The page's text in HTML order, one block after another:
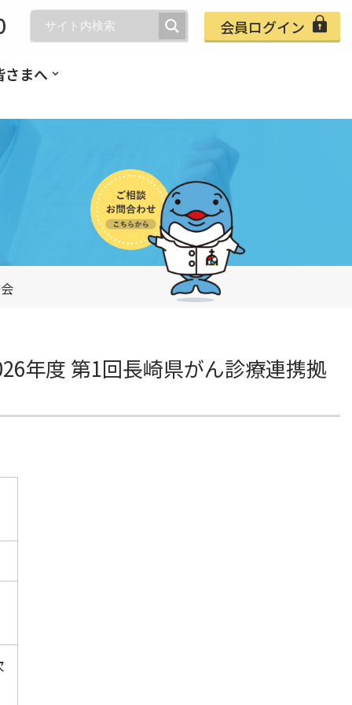
会員ログイン
さまへ
年度 第1回長崎県がん診療連携拠